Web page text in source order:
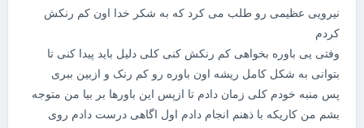
نیرویی عظیمی رو طلب می کرد که به شکر خدا اون کم رنکش
کردم
وفتی یی باوره بخواهی کم رنکش کنی کلی دلیل باید پیدا کنی تا
بتوانی به شکل کامل ریشه اون باوره رو کم رنک و ازبین ببری
پس منبه خودم کلی زمان دادم تا ازپس این باورها بر بیا من متوجه
بشم من کاریکه با ذهنم انجام دادم اول اگاهی درست دادم روی